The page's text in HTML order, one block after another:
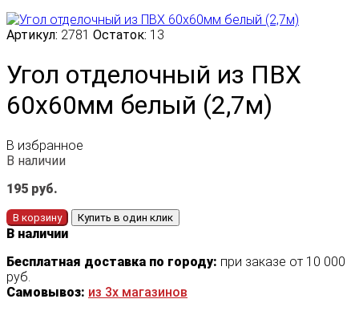
Артикул: 2781 Остаток: 13
Угол отделочный из ПВХ
60х60мм белый (2,7м)
В избранное
В наличии
195 руб.
В корзину Купить в один клик
В наличии
Бесплатная доставка по городу: при заказе от 10 000
руб.
Самовывоз: из 3х магазинов